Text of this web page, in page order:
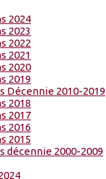
2024
2023
2022
2021
2020
2019
Décennie 2010-2019
2018
2017
2016
2015
décennie 2000-2009